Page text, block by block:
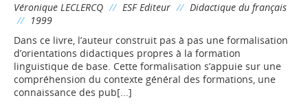
Véronique LECLERCQ // ESF Editeur // Didactique du français
// 1999
Dans ce livre, l’auteur construit pas à pas une formalisation
d’orientations didactiques propres à la formation
linguistique de base. Cette formalisation s’appuie sur une
compréhension du contexte général des formations, une
connaissance des pub[...]